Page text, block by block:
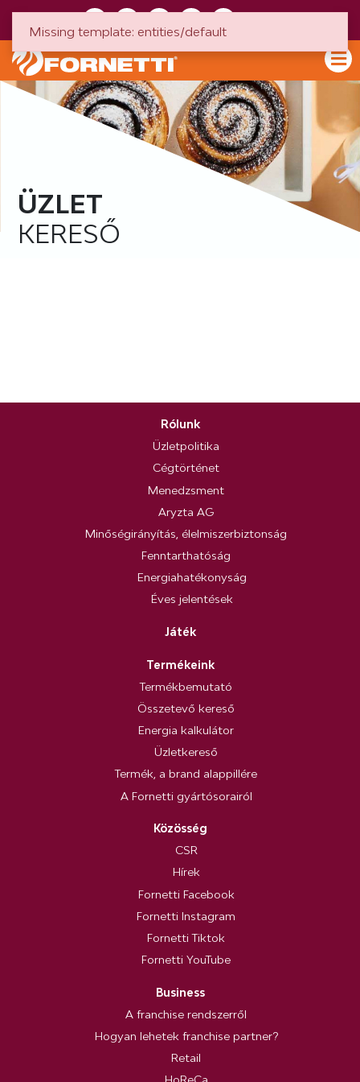
ÜZLET
KERESŐ
Rólunk
Üzletpolitika
Cégtörténet
Menedzsment
Aryzta AG
Minőségirányítás, élelmiszerbiztonság
Fenntarthatóság
Energiahatékonyság
Éves jelentések
Játék
Termékeink
Termékbemutató
Összetevő kereső
Energia kalkulátor
Üzletkereső
Termék, a brand alappillére
A Fornetti gyártósorairól
Közösség
CSR
Hírek
Fornetti Facebook
Fornetti Instagram
Fornetti Tiktok
Fornetti YouTube
Business
A franchise rendszerről
Hogyan lehetek franchise partner?
Retail
Missing template: entities/default